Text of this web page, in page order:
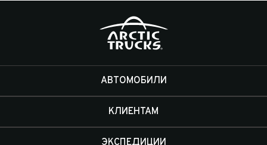
АВТОМОБИЛИ
КЛИЕНТАМ